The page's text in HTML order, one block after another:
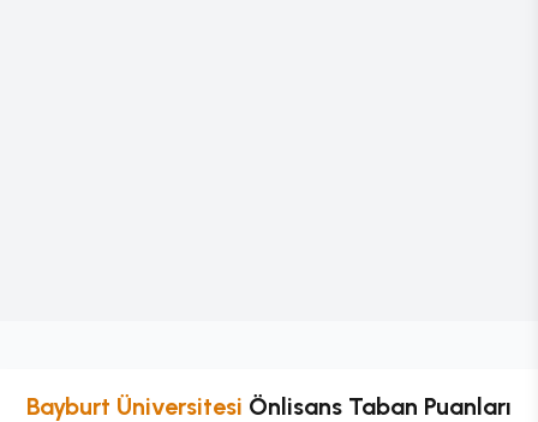
Bayburt Üniversitesi Önlisans Taban Puanları